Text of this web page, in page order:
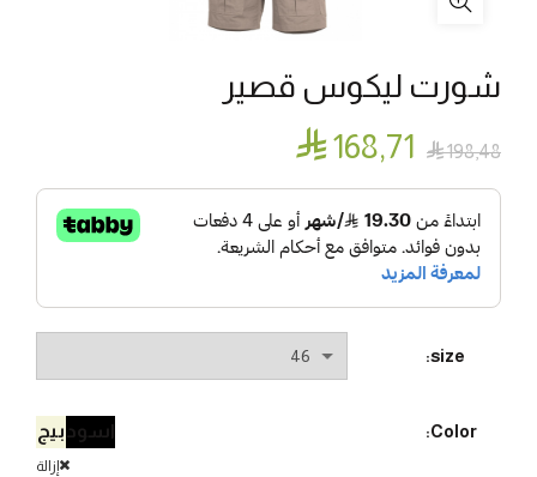
شورت ليكوس قصير
 198٫48  168٫71
size
Color اسود بيج
إزالة